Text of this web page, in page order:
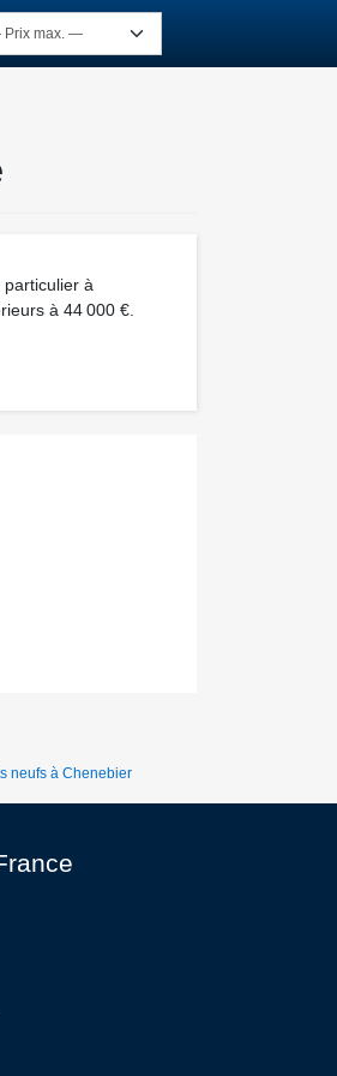
à
à 44 000 €.
neufs à Chenebier